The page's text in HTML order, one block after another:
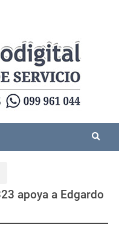
apoya a Edgardo